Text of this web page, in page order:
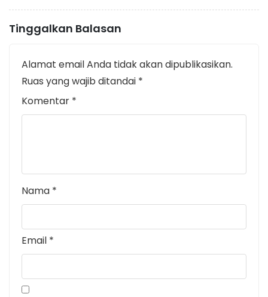
Tinggalkan Balasan
Alamat email Anda tidak akan dipublikasikan.
Ruas yang wajib ditandai *
Komentar *
Nama *
Email *